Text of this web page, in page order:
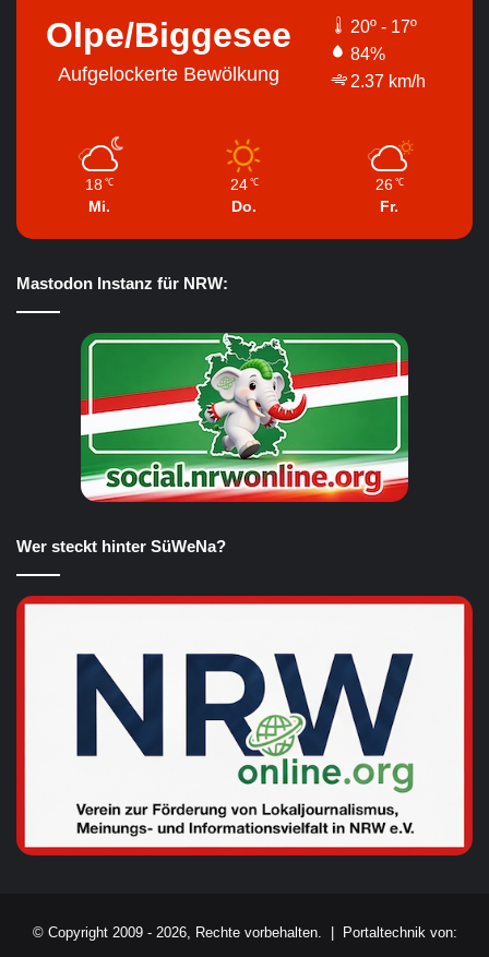
Olpe/Biggesee
Aufgelockerte Bewölkung
20º - 17º
84%
2.37 km/h
18 ℃
Mi.
24 ℃
Do.
26 ℃
Fr.
Mastodon Instanz für NRW:
Wer steckt hinter SüWeNa?
© Copyright 2009 - 2026, Rechte vorbehalten. | Portaltechnik von: